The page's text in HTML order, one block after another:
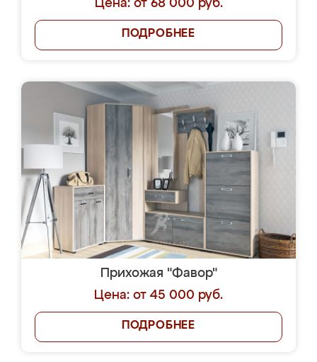
Цена: от 68 000 руб.
ПОДРОБНЕЕ
Прихожая "Фавор"
Цена: от 45 000 руб.
ПОДРОБНЕЕ